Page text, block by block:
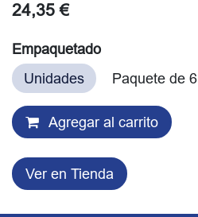
24,35 €
Empaquetado
Unidades
Paquete de 6
Agregar al carrito
Ver en Tienda